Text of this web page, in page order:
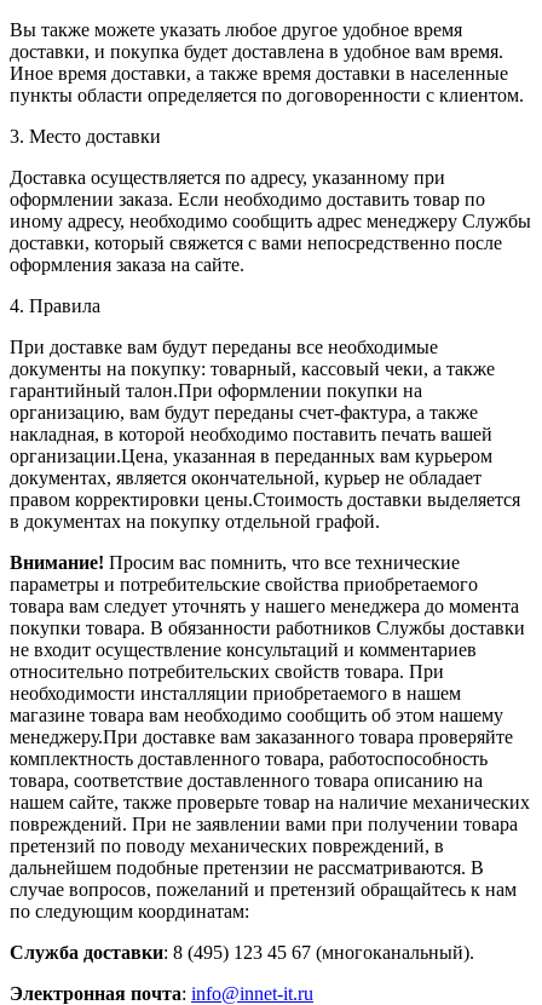
Вы также можете указать любое другое удобное время
доставки, и покупка будет доставлена в удобное вам время.
Иное время доставки, а также время доставки в населенные
пункты области определяется по договоренности с клиентом.
3. Место доставки
Доставка осуществляется по адресу, указанному при
оформлении заказа. Если необходимо доставить товар по
иному адресу, необходимо сообщить адрес менеджеру Службы
доставки, который свяжется с вами непосредственно после
оформления заказа на сайте.
4. Правила
При доставке вам будут переданы все необходимые
документы на покупку: товарный, кассовый чеки, а также
гарантийный талон.При оформлении покупки на
организацию, вам будут переданы счет-фактура, а также
накладная, в которой необходимо поставить печать вашей
организации.Цена, указанная в переданных вам курьером
документах, является окончательной, курьер не обладает
правом корректировки цены.Стоимость доставки выделяется
в документах на покупку отдельной графой.
Внимание! Просим вас помнить, что все технические
параметры и потребительские свойства приобретаемого
товара вам следует уточнять у нашего менеджера до момента
покупки товара. В обязанности работников Службы доставки
не входит осуществление консультаций и комментариев
относительно потребительских свойств товара. При
необходимости инсталляции приобретаемого в нашем
магазине товара вам необходимо сообщить об этом нашему
менеджеру.При доставке вам заказанного товара проверяйте
комплектность доставленного товара, работоспособность
товара, соответствие доставленного товара описанию на
нашем сайте, также проверьте товар на наличие механических
повреждений. При не заявлении вами при получении товара
претензий по поводу механических повреждений, в
дальнейшем подобные претензии не рассматриваются. В
случае вопросов, пожеланий и претензий обращайтесь к нам
по следующим координатам:
Служба доставки: 8 (495) 123 45 67 (многоканальный).
Электронная почта: info@innet-it.ru